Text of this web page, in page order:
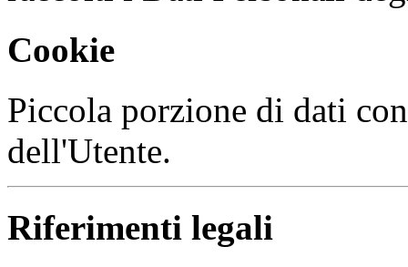
Cookie
Piccola porzione di dati
dell'Utente.
Riferimenti legali